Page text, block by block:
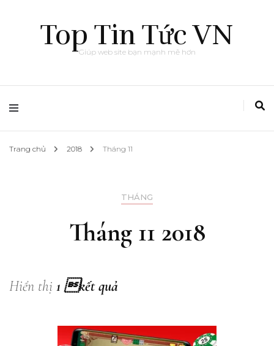
Top Tin Tức VN
Giúp web site bạn mạnh mẽ hơn
Trang chủ 2018 Tháng 11
THÁNG
Tháng 11 2018
Hiển thị 1 kết quả